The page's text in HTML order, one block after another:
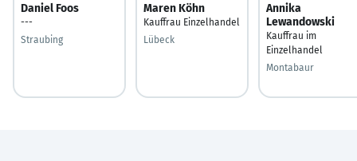
Daniel Foos
---
Straubing
Maren Köhn
Kauffrau Einzelhandel
Lübeck
Annika
Lewandowski
Kauffrau im
Einzelhandel
Montabaur